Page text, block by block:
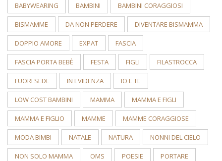
BABYWEARING BAMBINI BAMBINI CORAGGIOSI
BISMAMME DA NON PERDERE DIVENTARE BISMAMMA
DOPPIO AMORE EXPAT FASCIA
FASCIA PORTA BEBÈ FESTA FIGLI FILASTROCCA
FUORI SEDE IN EVIDENZA IO E TE
LOW COST BAMBINI MAMMA MAMMA E FIGLI
MAMMA E FIGLIO MAMME MAMME CORAGGIOSE
MODA BIMBI NATALE NATURA NONNI DEL CIELO
NON SOLO MAMMA OMS POESIE PORTARE